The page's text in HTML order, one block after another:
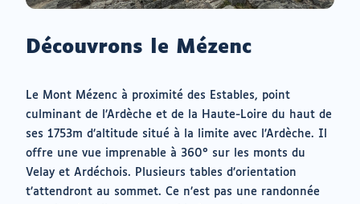
Découvrons le Mézenc
Le Mont Mézenc à proximité des Estables, point
culminant de l’Ardèche et de la Haute-Loire du haut de
ses 1753m d’altitude situé à la limite avec l’Ardèche. Il
offre une vue imprenable à 360° sur les monts du
Velay et Ardéchois. Plusieurs tables d’orientation
t’attendront au sommet. Ce n’est pas une randonnée